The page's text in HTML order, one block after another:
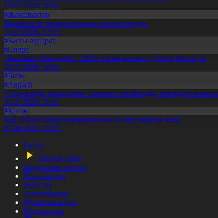
13.07.2026, 20:03
#Жаңалықтар
Шымкентте теміржолшылар марапатталды
31.07.2026, 17:15
#Басты ақпарат
#Спорт
«Болашақ ойындары – 2026» халықаралық турнирі басталды
30.07.2026, 10:01
#Білім
#Aqparat
«Тәуелсіздік ұрпақтары» грантын тағайындау жөніндегі
31.07.2026, 20:11
#Қоғам
Құс еті мен тауық жұмыртқасын өндіру қарқын алды
07.08.2026, 10:05
Басты
Тікелей эфир
Бағдарлама кестесі
Жаңалықтар
Жобалар
Телехикаялар
Мультсериалдар
Видеоархив